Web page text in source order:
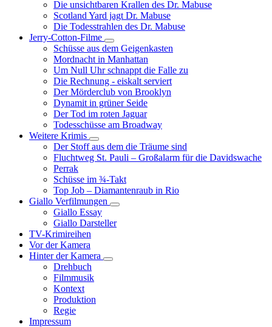
Mabuse-
Filme
Die unsichtbaren Krallen des Dr. Mabuse
Scotland Yard jagt Dr. Mabuse
Die Todesstrahlen des Dr. Mabuse
Jerry-Cotton-Filme
Unternavigation
von
Jerry-
Cotton-
Filme
Schüsse aus dem Geigenkasten
Mordnacht in Manhattan
Um Null Uhr schnappt die Falle zu
Die Rechnung - eiskalt serviert
Der Mörderclub von Brooklyn
Dynamit in grüner Seide
Der Tod im roten Jaguar
Todesschüsse am Broadway
Weitere Krimis
Unternavigation
von
Weitere
Der Stoff aus dem die Träume sind
Fluchtweg St. Pauli – Großalarm für die Davidswache
Perrak
Schüsse im ¾-Takt
Top Job – Diamantenraub in Rio
Giallo Verfilmungen
Unternavigation
Giallo
Giallo Essay
Giallo Darsteller
TV-Krimireihen
Vor der Kamera
Hinter der Kamera
Unternavigation
Drehbuch
Filmmusik
Kontext
Produktion
Regie
Impressum